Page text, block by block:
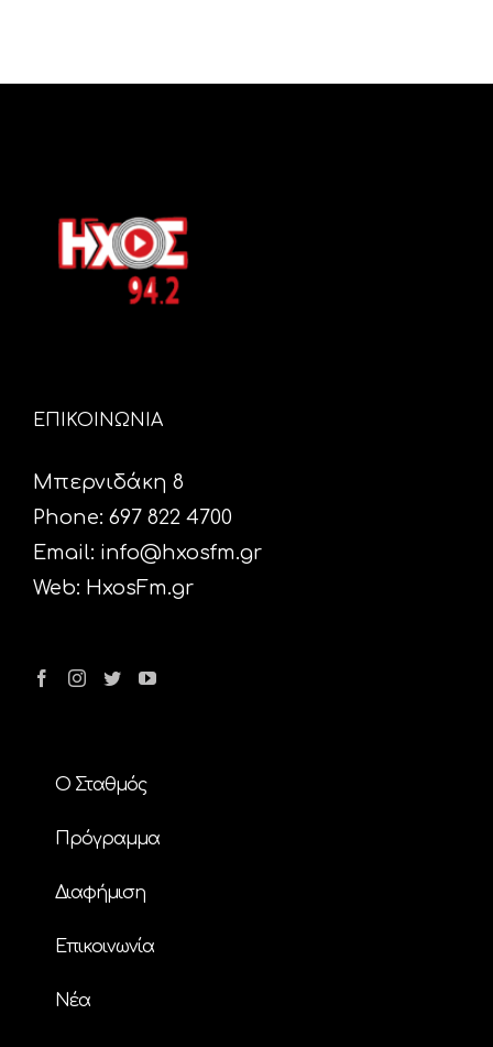
ΕΠΙΚΟΙΝΩΝΙΑ
Μπερνιδάκη 8
Phone: 697 822 4700
Email: info@hxosfm.gr
Web: HxosFm.gr
Ο Σταθμός
Πρόγραμμα
Διαφήμιση
Επικοινωνία
Nέα